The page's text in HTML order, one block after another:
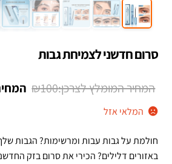
סרום חדשני לצמיחת גבות
₪100
המחיר
₪100.
המלאי אזל
חולמת על גבות עבות ומרשימות? הגבות
באזורים דלילים? הכירי את סרום בזק